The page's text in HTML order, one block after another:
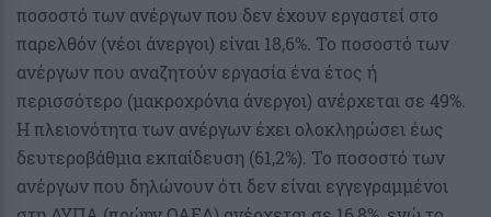
ποσοστό των ανέργων που δεν έχουν εργαστεί στο
παρελθόν (νέοι άνεργοι) είναι 18,6%. Το ποσοστό των
ανέργων που αναζητούν εργασία ένα έτος ή
περισσότερο (μακροχρόνια άνεργοι) ανέρχεται σε 49%.
H πλειονότητα των ανέργων έχει ολοκληρώσει έως
δευτεροβάθμια εκπαίδευση (61,2%). Το ποσοστό των
ανέργων που δηλώνουν ότι δεν είναι εγγεγραμμένοι